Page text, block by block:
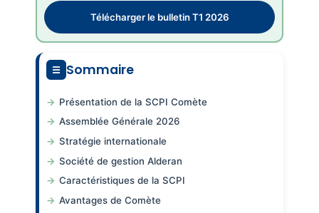
Télécharger le bulletin T1 2026
Sommaire
Présentation de la SCPI Comète
Assemblée Générale 2026
Stratégie internationale
Société de gestion Alderan
Caractéristiques de la SCPI
Avantages de Comète